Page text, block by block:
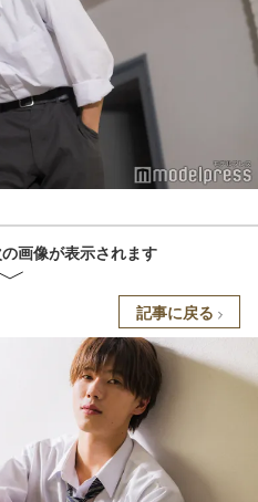
画像が表示されます
記事に戻る